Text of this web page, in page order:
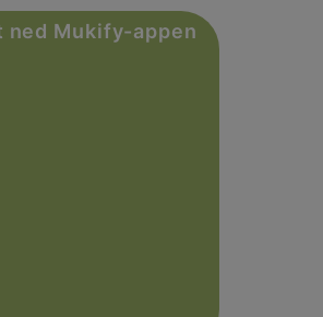
ned Mukify-appen